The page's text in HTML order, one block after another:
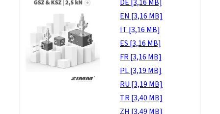
DE [3,16 MB]
EN [3,16 MB]
IT [3,16 MB]
ES [3,16 MB]
FR [3,16 MB]
PL [3,19 MB]
RU [3,19 MB]
TR [3,40 MB]
ZH [3,49 MB]